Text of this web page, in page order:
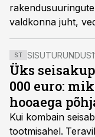
valdkonna juht,
arengudokumendi
valkude tootmise
kliimamuutuste
ST SISUTURUNDUS
Üks
000 euro:
hooaega
Kui kombain
tootmisahel.